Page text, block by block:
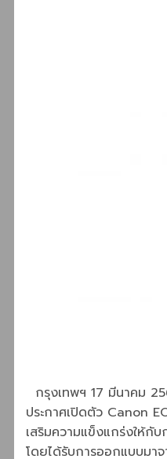
กรุงเทพฯ 17 มีนาคม
ประกาศเปิดตัว Canon
เสริมความแข็งแกร่งให้กั
โดยได้รับการออกแบบมา